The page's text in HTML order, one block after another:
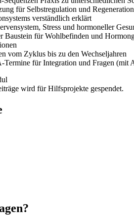
für Selbstregulation und Regeneration
verständlich erklärt
Stress und hormoneller
Baustein für Wohlbefinden und
vom Zyklus bis zu den Wechseljahren
für Integration und Fragen (mit
wird für Hilfsprojekte gespendet.